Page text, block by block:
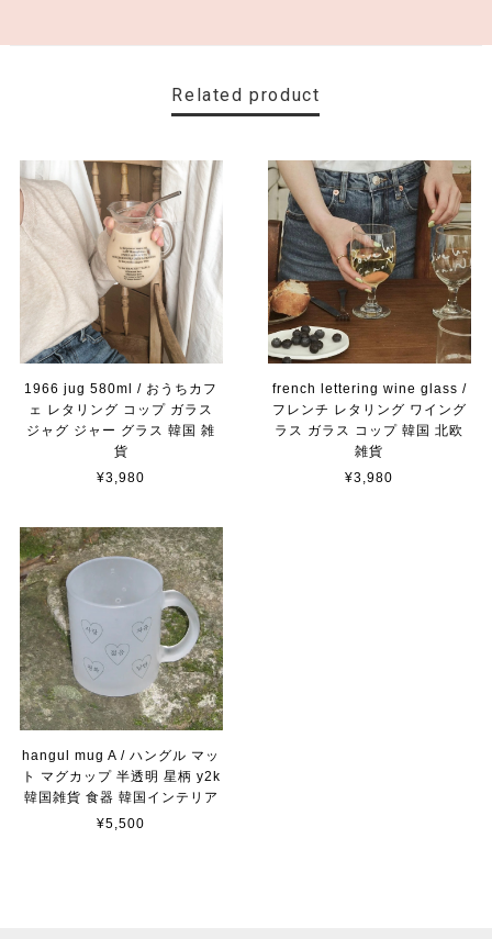
Related product
1966 jug 580ml / おうちカフ
ェ レタリング コップ ガラス
ジャグ ジャー グラス 韓国 雑
貨
¥3,980
french lettering wine glass /
フレンチ レタリング ワイング
ラス ガラス コップ 韓国 北欧
雑貨
¥3,980
hangul mug A / ハングル マッ
ト マグカップ 半透明 星柄 y2k
韓国雑貨 食器 韓国インテリア
¥5,500